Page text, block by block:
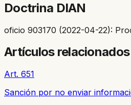
Doctrina DIAN
oficio 903170 (2022-04-22):
Artículos relacionados
Art. 651
Sanción por no enviar